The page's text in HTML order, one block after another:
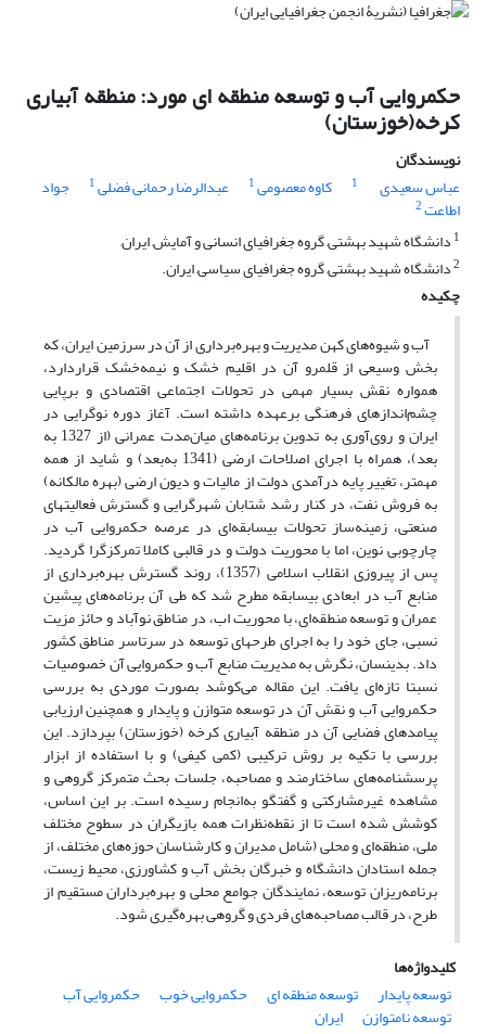
حکمروایی آب و توسعه منطقه ای مورد: منطقه آبیاری
کرخه(خوزستان)
نویسندگان
عباس سعیدی
1 کاوه معصومی1 عبدالرضا رحمانی فضلی1 جواد
اطاعت2
1 دانشگاه شهید بهشتی, گروه جغرافیای انسانی و آمایش, ایران,
2دانشگاه شهید بهشتی, گروه جغرافیای سیاسی, ایران.
چکیده
آب و شیوه‌های کهن مدیریت و بهره‌برداری از آن در سرزمین ایران، که
بخش وسیعی از قلمرو آن در اقلیم خشک و نیمه‌خشک قراردارد،
همواره نقش بسیار مهمی در تحولات اجتماعی اقتصادی و برپایی
چشم‌اندازهای فرهنگی برعهده داشته است. آغاز دوره نوگرایی در
ایران و روی‌آوری به تدوین برنامه‌های میان‌مدت عمرانی (از 1327 به
بعد)، همراه با اجرای اصلاحات ارضی (1341 به‌بعد) و شاید از همه
مهمتر، تغییر پایه درآمدی دولت از مالیات و دیون ارضی (بهره مالکانه)
به فروش نفت، در کنار رشد شتابان شهرگرایی و گسترش فعالیتهای
صنعتی، زمینه‌ساز تحولات بیسابقه‌ای در عرصه حکمروایی آب در
چارچوبی نوین، اما با محوریت دولت و در قالبی کاملا تمرکزگرا گردید.
پس از پیروزی انقلاب اسلامی (1357)، روند گسترش بهره‌برداری از
منابع آب در ابعادی بیسابقه مطرح شد که طی آن برنامه‌های پیشین
عمران و توسعه منطقه‌ای، با محوریت اب، در مناطق نوآباد و حائز مزیت
نسبی، جای خود را به اجرای طرحهای توسعه در سرتاسر مناطق کشور
داد. بدینسان، نگرش به مدیریت منابع آب و حکمروایی آن خصوصیات
نسبتا تازه‌ای‌ یافت. این مقاله می‌کوشد بصورت موردی به بررسی
حکمروایی آب و نقش آن در توسعه متوازن و پایدار و همچنین ارزیابی
پیامدهای فضایی آن در منطقه آبیاری کرخه (خوزستان) بپردازد. این
بررسی با تکیه بر روش ترکیبی (کمی کیفی) و با استفاده از ابزار
پرسشنامه‌های ساختارمند و مصاحبه، جلسات بحث متمرکز گروهی و
مشاهده غیرمشارکتی و گفتگو به‌انجام رسیده است. بر این اساس،
کوشش شده است تا از نقطه‌نظرات همه بازیگران در سطوح مختلف
ملی، منطقه‌ای و محلی (شامل مدیران و کارشناسان حوزه‌های مختلف، از
جمله استادان دانشگاه و خبرگان بخش آب و کشاورزی، محیط زیست،
برنامه‌ریزان توسعه، نمایندگان جوامع محلی و بهره‌برداران مستقیم از
طرح، در قالب مصاحبه‌های فردی و گروهی بهره‌گیری شود.
کلیدواژه‌ها
توسعه پایدار
توسعه منطقه ای حکمروایی خوب حکمروایی آب
توسعه نامتوازن ایران